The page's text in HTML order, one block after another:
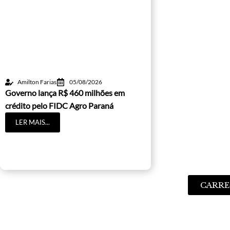
Amilton Farias 05/08/2026
Governo lança R$ 460 milhões em
crédito pelo FIDC Agro Paraná
LER MAIS...